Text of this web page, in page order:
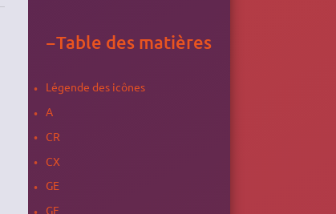
−Table des matières
Légende des icônes
A
CR
CX
GE
GF